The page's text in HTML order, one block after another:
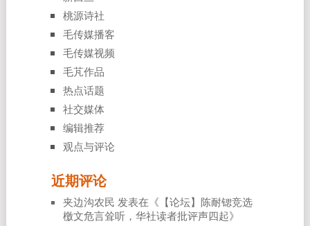
桃源诗社
毛传媒播客
毛传媒视频
毛芃作品
热点话题
社交媒体
编辑推荐
观点与评论
近期评论
夹边沟农民 发表在《 【论坛】陈耐锶竞选
檄文危言耸听，华社读者批评声四起》